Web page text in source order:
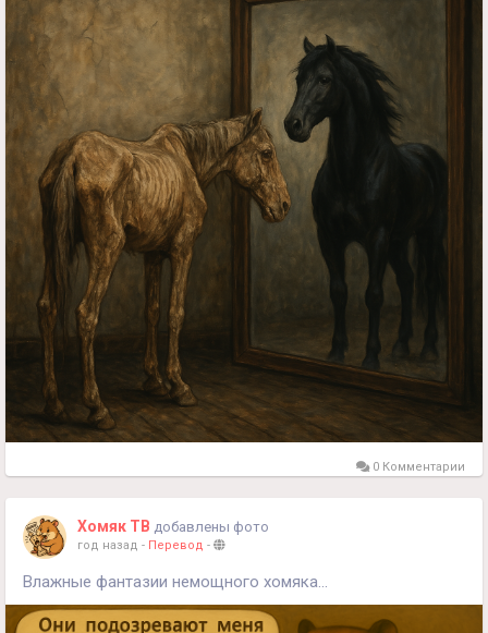
0 Комментарии
Хомяк ТВ добавлены фото
год назад - Перевод -
Влажные фантазии немощного хомяка...